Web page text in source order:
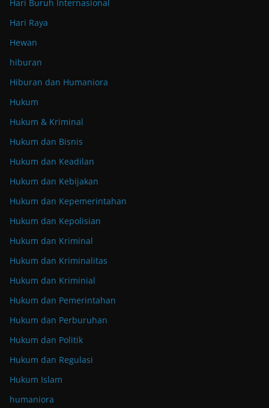
Hari Buruh Internasional
Hari Raya
Hewan
hiburan
Hiburan dan Humaniora
Hukum
Hukum & Kriminal
Hukum dan Bisnis
Hukum dan Keadilan
Hukum dan Kebijakan
Hukum dan Kepemerintahan
Hukum dan Kepolisian
Hukum dan Kriminal
Hukum dan Kriminalitas
Hukum dan Kriminial
Hukum dan Pemerintahan
Hukum dan Perburuhan
Hukum dan Politik
Hukum dan Regulasi
Hukum Islam
humaniora